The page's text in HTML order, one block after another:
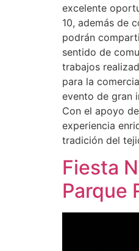
excelente
10, además de
podrán
sentido de
trabajos
para la
evento de gran
Con el apoyo
experiencia
tradición del
Fiesta
Parque